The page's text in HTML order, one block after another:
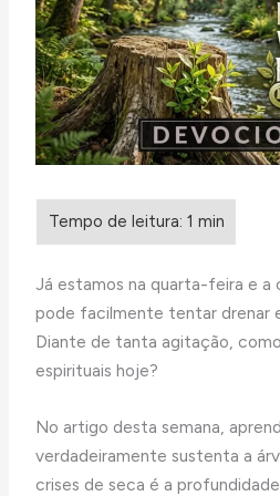
Já estamos na quarta-feira e a
pode facilmente tentar drenar
Diante de tanta agitação,
espirituais hoje?
No artigo desta semana,
verdadeiramente sustenta a
crises de seca é a